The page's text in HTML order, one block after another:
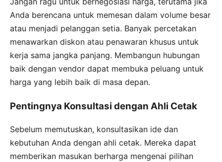
Anda berencana untuk memesan dalam volume besar
atau menjadi pelanggan setia. Banyak percetakan
menawarkan diskon atau penawaran khusus untuk
kerja sama jangka panjang. Membangun hubungan
baik dengan vendor dapat membuka peluang untuk
harga yang lebih baik di masa depan.
Pentingnya Konsultasi dengan Ahli Cetak
Sebelum memutuskan, konsultasikan ide dan
kebutuhan Anda dengan ahli cetak. Mereka dapat
memberikan masukan berharga mengenai pilihan